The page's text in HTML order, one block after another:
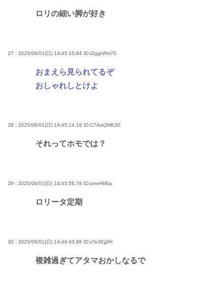
ロリの細い脚が好き
27 : 2025/06/01(日) 14:45:10.84 ID:IZgghRm70
おまえら見られてるぞ
おしゃれしとけよ
28 : 2025/06/01(日) 14:45:14.18 ID:C7AwQMK30
それってホモでは？
29 : 2025/06/01(日) 14:45:56.78 ID:smnHlr8ia
ロリータ定期
30 : 2025/06/01(日) 14:46:43.86 ID:xTe3Ejj3H
複雑過ぎてアタマおかしなるで